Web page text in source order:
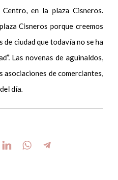
en la plaza Cisneros.
Cisneros porque creemos
de ciudad que todavía no se ha
Las novenas de aguinaldos,
asociaciones de comerciantes,
día.